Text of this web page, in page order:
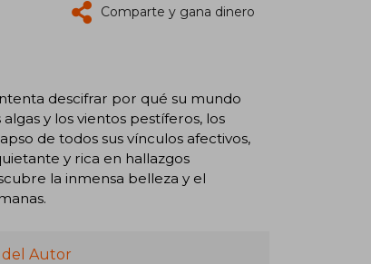
Comparte y gana dinero
descifrar por qué su mundo
y los vientos pestíferos, los
de todos sus vínculos afectivos,
y rica en hallazgos
la inmensa belleza y el
del Autor